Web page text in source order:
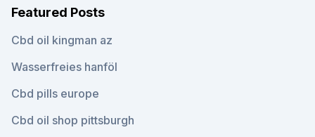
Featured Posts
Cbd oil kingman az
Wasserfreies hanföl
Cbd pills europe
Cbd oil shop pittsburgh